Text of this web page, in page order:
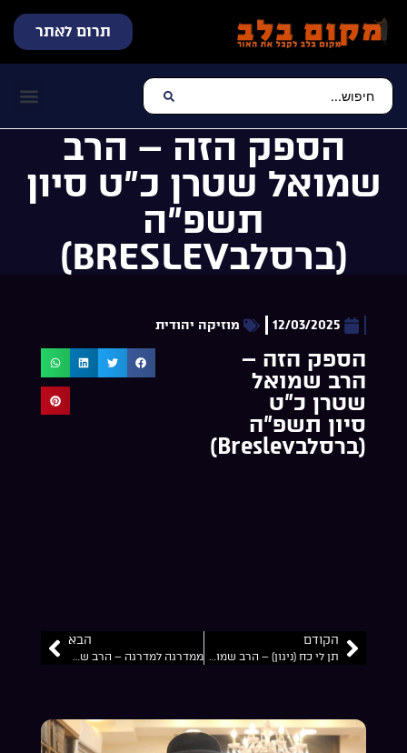
תרום לאתר
הספק הזה – הרב
שמואל שטרן כ”ט סיון
תשפ”ה
(ברסלבBRESLEV)
12/03/2025 מוזיקה יהודית
הספק הזה –
הרב שמואל
שטרן כ”ט
סיון תשפ”ה
(ברסלבBreslev)
הקודם
תן לי כח (ניגון) – הרב שמואל שטרן כ”ט סיון תשפ”ה (ברסלבBreslev)
הבא
ממדרגה למדרגה – הרב שמואל שטרן כ”ט סיון תשפ”ה (ברסלבBreslev)